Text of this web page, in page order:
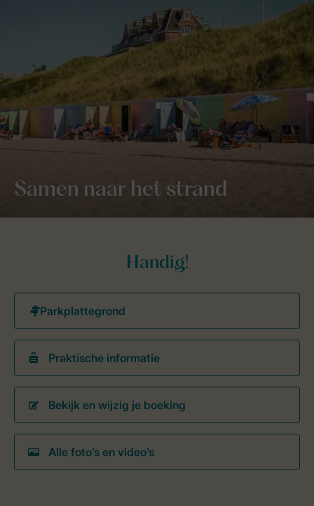
Samen naar het strand
Handig!
Praktische informatie
Bekijk en wijzig je boeking
Alle foto’s en video’s